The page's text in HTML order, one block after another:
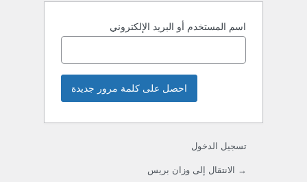
اسم المستخدم أو البريد الإلكتروني
تسجيل الدخول
→ الانتقال إلى وزان بريس